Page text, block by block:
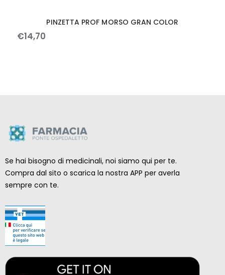
PINZETTA PROF MORSO GRAN COLOR
€14,70
Se hai bisogno di medicinali, noi siamo qui per te.
Compra dal sito o scarica la nostra APP per averla
sempre con te.